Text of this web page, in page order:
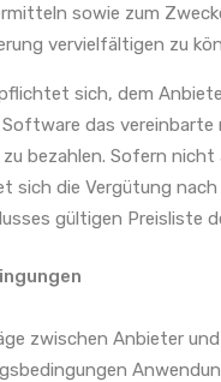
sowie zum
vervielfältigen zu
sich, dem
Software das
bezahlen. Sofern nicht
sich die Vergütung
gültigen Preisliste
zwischen Anbieter